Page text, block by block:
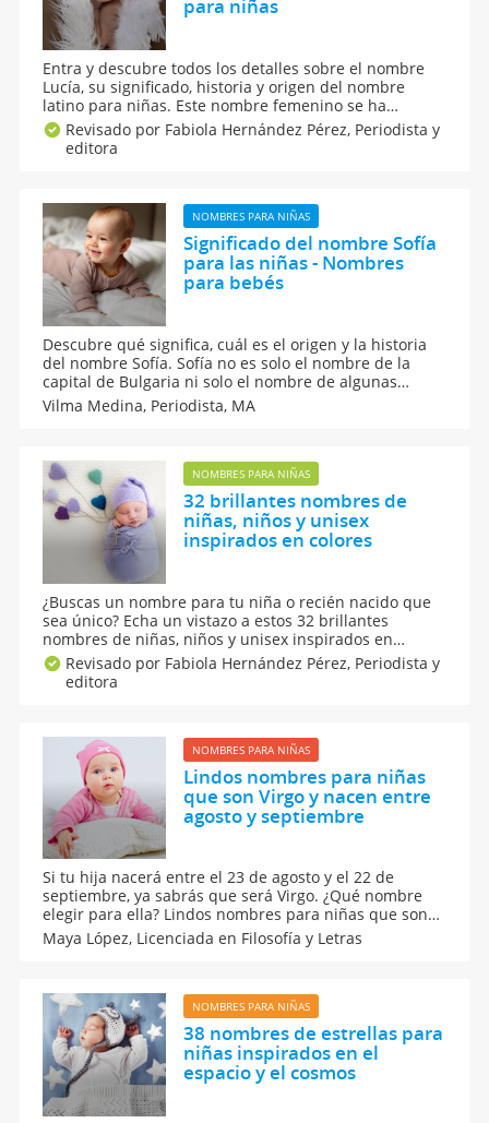
para niñas
Entra y descubre todos los detalles sobre el nombre
Lucía, su significado, historia y origen del nombre
latino para niñas. Este nombre femenino se ha
convertido en uno de los nombres preferidos por los
padres para sus hijas. Si estás buscando un nombre
para tu niña, Lucía puede ser una buena opción.
Revisado por Fabiola Hernández Pérez, Periodista y
editora
NOMBRES PARA NIÑAS
Significado del nombre Sofía
para las niñas - Nombres
para bebés
Descubre qué significa, cuál es el origen y la historia
del nombre Sofía. Sofía no es solo el nombre de la
capital de Bulgaria ni solo el nombre de algunas
princesas y reinas, Sofía puede convertirse en un
nombre ideal para la niña que esperas. Te contamos
Vilma Medina, Periodista, MA
NOMBRES PARA NIÑAS
32 brillantes nombres de
niñas, niños y unisex
inspirados en colores
¿Buscas un nombre para tu niña o recién nacido que
sea único? Echa un vistazo a estos 32 brillantes
nombres de niñas, niños y unisex inspirados en
colores. Te contamos cuál es el significado de cada
uno de estos nombres pensados para pequeñas, niños
o quizá unisex para que no te cueste decidir el que te
Revisado por Fabiola Hernández Pérez, Periodista y
editora
NOMBRES PARA NIÑAS
Lindos nombres para niñas
que son Virgo y nacen entre
agosto y septiembre
Si tu hija nacerá entre el 23 de agosto y el 22 de
septiembre, ya sabrás que será Virgo. ¿Qué nombre
elegir para ella? Lindos nombres para niñas que son
Virgo y nacen entre agosto y septiembre y que estarán
en consonancia con las características de las niñas
Maya López, Licenciada en Filosofía y Letras
NOMBRES PARA NIÑAS
38 nombres de estrellas para
niñas inspirados en el
espacio y el cosmos